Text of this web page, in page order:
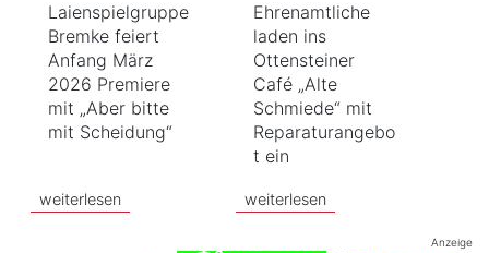
Laienspielgruppe
Bremke feiert
Anfang März
2026 Premiere
mit „Aber bitte
mit Scheidung“
weiterlesen
Ehrenamtliche
laden ins
Ottensteiner
Café „Alte
Schmiede“ mit
Reparaturangebo
t ein
weiterlesen
Anzeige